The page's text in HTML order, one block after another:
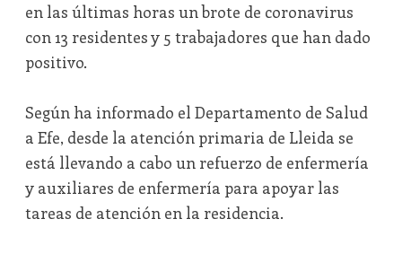
en las últimas horas un brote de coronavirus
con 13 residentes y 5 trabajadores que han dado
positivo.
Según ha informado el Departamento de Salud
a Efe, desde la atención primaria de Lleida se
está llevando a cabo un refuerzo de enfermería
y auxiliares de enfermería para apoyar las
tareas de atención en la residencia.